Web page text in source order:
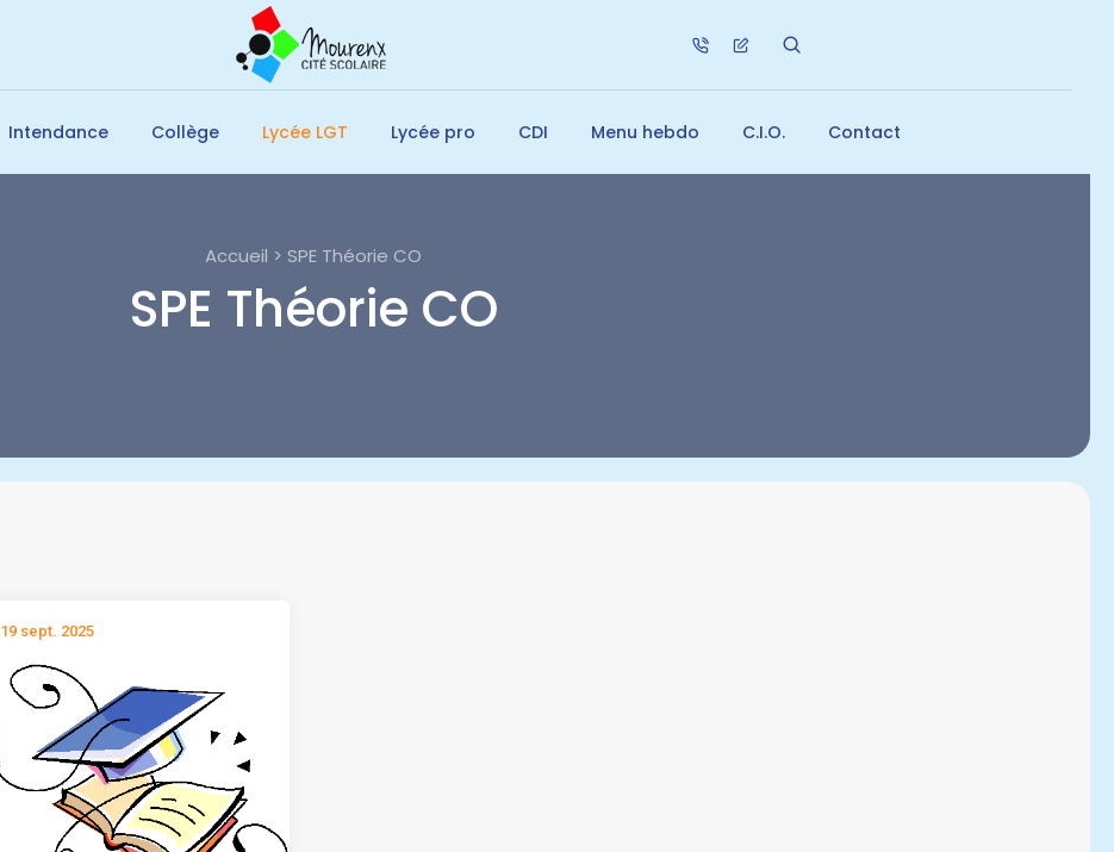
Intendance Collège Lycée LGT Lycée pro CDI Menu hebdo C.I.O. Contact
Accueil > SPE Théorie CO
SPE Théorie CO
19 sept. 2025